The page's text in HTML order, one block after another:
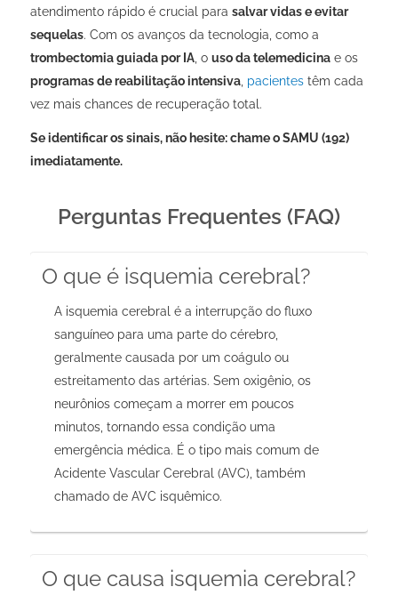
atendimento rápido é crucial para salvar vidas e evitar
sequelas. Com os avanços da tecnologia, como a
trombectomia guiada porIA, o uso datelemedicinae os
programas de reabilitação intensiva, pacientestêm cada
vez mais chances de recuperação total.
Se identificar os sinais, não hesite: chame o SAMU (192)
imediatamente.
Perguntas Frequentes (FAQ)
O que é isquemia cerebral?
A isquemia cerebral é a interrupção do fluxo
sanguíneo para uma parte do cérebro,
geralmente causada por um coágulo ou
estreitamento das artérias. Sem oxigênio, os
neurônios começam a morrer em poucos
minutos, tornando essa condição uma
emergência médica. É o tipo mais comum de
Acidente Vascular Cerebral (AVC), também
chamado de AVC isquêmico.
O que causa isquemia cerebral?